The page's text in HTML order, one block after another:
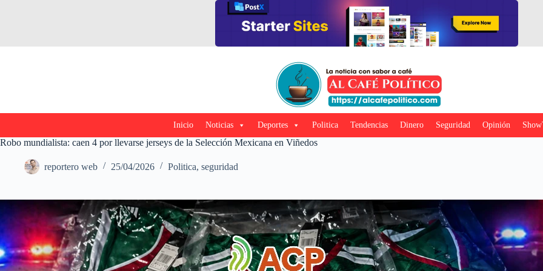
Inicio Noticias Deportes Politica Tendencias Dinero Seguridad Opinión
Robo mundialista: caen 4 por llevarse jerseys de la Selección Mexicana en Viñedos
reportero web 25/04/2026 Politica, seguridad